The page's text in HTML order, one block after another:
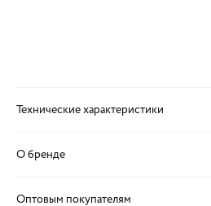
Технические характеристики
О бренде
Оптовым покупателям